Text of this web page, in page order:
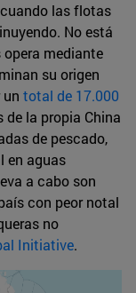
las flotas
No está
mediante
su origen
total de 17.000
de la propia China
de pescado,
en aguas
a cabo son
con peor notal
no
Initiative.